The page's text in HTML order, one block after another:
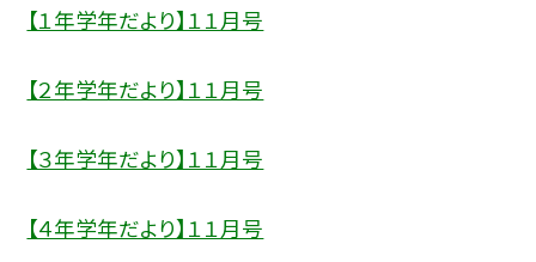
【１年学年だより】１１月号
【２年学年だより】１１月号
【３年学年だより】１１月号
【４年学年だより】１１月号